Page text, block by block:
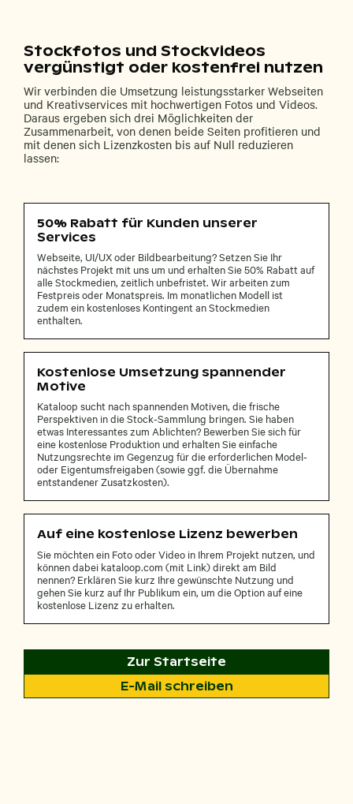
Stockfotos und Stockvideos
vergünstigt oder kostenfrei nutzen
Wir verbinden die Umsetzung leistungsstarker Webseiten
und Kreativservices mit hochwertigen Fotos und Videos.
Daraus ergeben sich drei Möglichkeiten der
Zusammenarbeit, von denen beide Seiten profitieren und
mit denen sich Lizenzkosten bis auf Null reduzieren
lassen:
50% Rabatt für Kunden unserer
Services
Webseite, UI/UX oder Bildbearbeitung? Setzen Sie Ihr
nächstes Projekt mit uns um und erhalten Sie 50% Rabatt auf
alle Stockmedien, zeitlich unbefristet. Wir arbeiten zum
Festpreis oder Monatspreis. Im monatlichen Modell ist
zudem ein kostenloses Kontingent an Stockmedien
enthalten.
Kostenlose Umsetzung spannender
Motive
Kataloop sucht nach spannenden Motiven, die frische
Perspektiven in die Stock-Sammlung bringen. Sie haben
etwas Interessantes zum Ablichten? Bewerben Sie sich für
eine kostenlose Produktion und erhalten Sie einfache
Nutzungsrechte im Gegenzug für die erforderlichen Model-
oder Eigentumsfreigaben (sowie ggf. die Übernahme
entstandener Zusatzkosten).
Auf eine kostenlose Lizenz bewerben
Sie möchten ein Foto oder Video in Ihrem Projekt nutzen, und
können dabei kataloop.com (mit Link) direkt am Bild
nennen? Erklären Sie kurz Ihre gewünschte Nutzung und
gehen Sie kurz auf Ihr Publikum ein, um die Option auf eine
kostenlose Lizenz zu erhalten.
Zur Startseite
E-Mail schreiben